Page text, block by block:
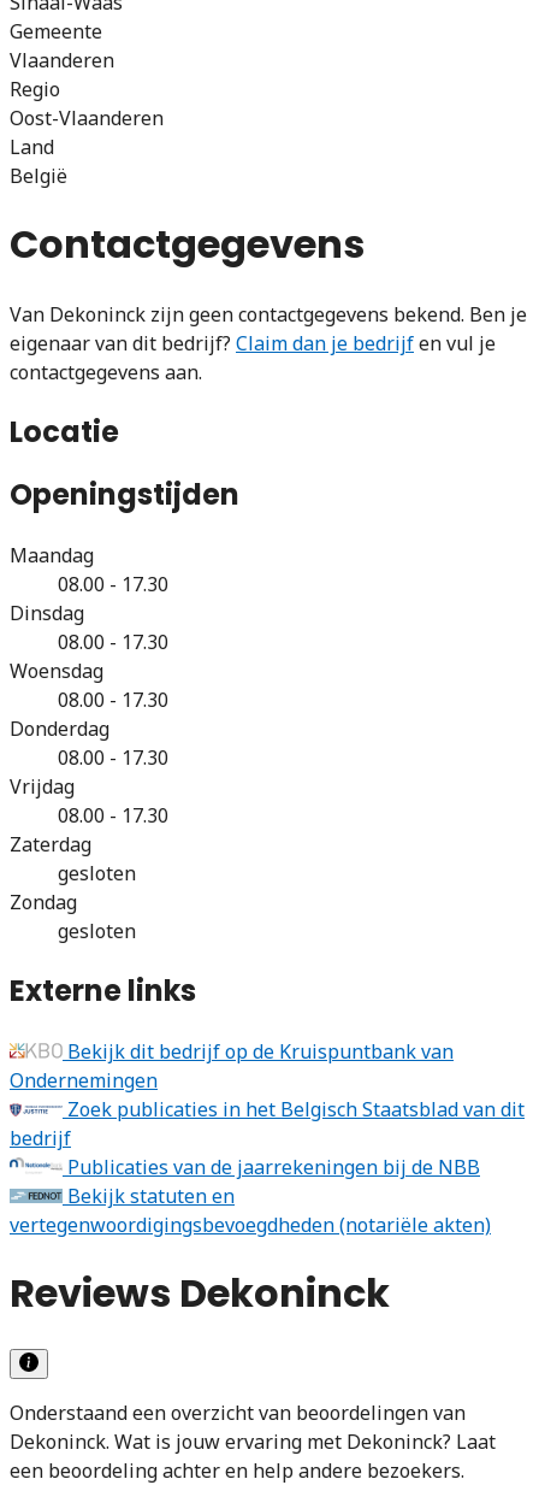
Gemeente
Vlaanderen
Regio
Oost-Vlaanderen
Land
België
Contactgegevens
Van Dekoninck zijn geen contactgegevens bekend. Ben je
eigenaar van dit bedrijf? Claim dan je bedrijfen vul je
contactgegevens aan.
Locatie
Openingstijden
Maandag
08.00 - 17.30
Dinsdag
08.00 - 17.30
Woensdag
08.00 - 17.30
Donderdag
08.00 - 17.30
Vrijdag
08.00 - 17.30
Zaterdag
gesloten
Zondag
gesloten
Externe links
Bekijk dit bedrijf op de Kruispuntbank van
Ondernemingen
Zoek publicaties in het Belgisch Staatsblad van dit
bedrijf
Publicaties van de jaarrekeningen bij de NBB
Bekijk statuten en
vertegenwoordigingsbevoegdheden (notariële akten)
Reviews Dekoninck
Onderstaand een overzicht van beoordelingen van
Dekoninck. Wat is jouw ervaring met Dekoninck? Laat
een beoordeling achter en help andere bezoekers.